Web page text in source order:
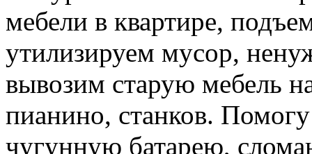
мебели в квартире,
утилизируем мусор,
вывозим старую мебель
пианино, станков.
чугунную батарею,